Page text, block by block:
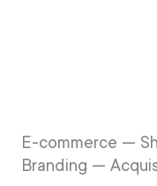
E-commerce —
Branding —